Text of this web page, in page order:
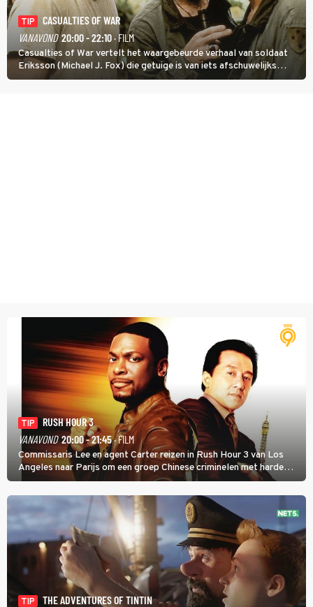
TIP
CASUALTIES OF WAR
VANAVOND 20:00 - 22:10· FILM
Casualties of War vertelt het waargebeurde verhaal van soldaat
Eriksson (Michael J. Fox) die getuige is van iets afschuwelijks
tijdens de Vietnamoorlog. Hij besluit uit de school te klappen.
TIP
RUSH HOUR 3
VANAVOND 20:00 - 21:45· FILM
Commissaris Lee en agent Carter reizen in Rush Hour 3 van Los
Angeles naar Parijs om een groep Chinese criminelen met harde
hand aan te pakken.
TIP
THE ADVENTURES OF TINTIN